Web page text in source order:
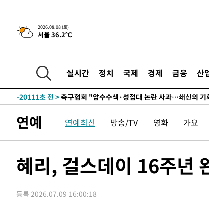
2026.08.08 (토)
서울 36.2℃
실시간 정치 국제 경제 금융 산
-29956초 전 >선재도서 해루질 나섰다 실종 60대, 닷새 만에 숨진
-27490초 전 >남자 농구, 나고야 아시안게임서 '홈팀' 일본과 한일
-23093초 전 >
극한폭염 한풀 꺾이지만…'낮 최고 35도' 무더위,
주 날씨]
-20111초 전 >
-18628초 전 >[속보]'압수수색·성접대 논란' 축구협회 "실망과 걱
-375초 전 >
[속보]뉴욕증시 상승 마감…S&P 0.6% 나스닥 1.3%↑
-32266초 전 >백운산서 80년근 천종산삼 9뿌리 발견…감정가
-27510초 전 >
남자 농구, 나고야 아시안게임서 '홈팀' 일본과 한
-23113초 전 >극한폭염 한풀 꺾이지만…'낮 최고 35도' 무더위, 열
연예 연예최신 방송/TV 영화 가요
혜리, 걸스데이 16주년
등록 2026.07.09 16:00:18